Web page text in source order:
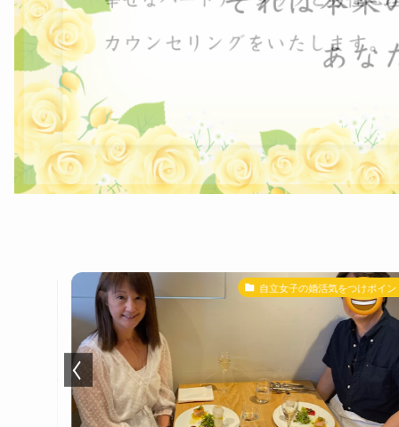
自立女子の婚活気をつけポイント